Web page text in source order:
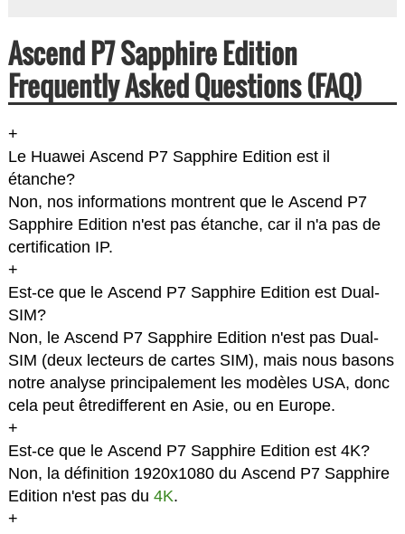
Ascend P7 Sapphire Edition
Frequently Asked Questions (FAQ)
+
Le Huawei Ascend P7 Sapphire Edition est il
étanche?
Non, nos informations montrent que le Ascend P7
Sapphire Edition n'est pas étanche, car il n'a pas de
certification IP.
+
Est-ce que le Ascend P7 Sapphire Edition est Dual-
SIM?
Non, le Ascend P7 Sapphire Edition n'est pas Dual-
SIM (deux lecteurs de cartes SIM), mais nous basons
notre analyse principalement les modèles USA, donc
cela peut êtredifferent en Asie, ou en Europe.
+
Est-ce que le Ascend P7 Sapphire Edition est 4K?
Non, la définition 1920x1080 du Ascend P7 Sapphire
Edition n'est pas du 4K.
+